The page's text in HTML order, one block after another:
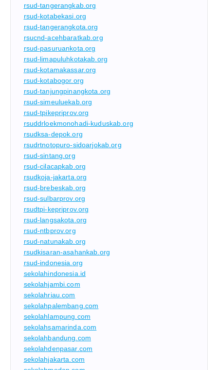
rsud-tangerangkab.org
rsud-kotabekasi.org
rsud-tangerangkota.org
rsucnd-acehbaratkab.org
rsud-pasuruankota.org
rsud-limapuluhkotakab.org
rsud-kotamakassar.org
rsud-kotabogor.org
rsud-tanjungpinangkota.org
rsud-simeuluekab.org
rsud-tpikepriprov.org
rsuddrloekmonohadi-kuduskab.org
rsudksa-depok.org
rsudrtnotopuro-sidoarjokab.org
rsud-sintang.org
rsud-cilacapkab.org
rsudkoja-jakarta.org
rsud-brebeskab.org
rsud-sulbarprov.org
rsudtpi-kepriprov.org
rsud-langsakota.org
rsud-ntbprov.org
rsud-natunakab.org
rsudkisaran-asahankab.org
rsud-indonesia.org
sekolahindonesia.id
sekolahjambi.com
sekolahriau.com
sekolahpalembang.com
sekolahlampung.com
sekolahsamarinda.com
sekolahbandung.com
sekolahdenpasar.com
sekolahjakarta.com